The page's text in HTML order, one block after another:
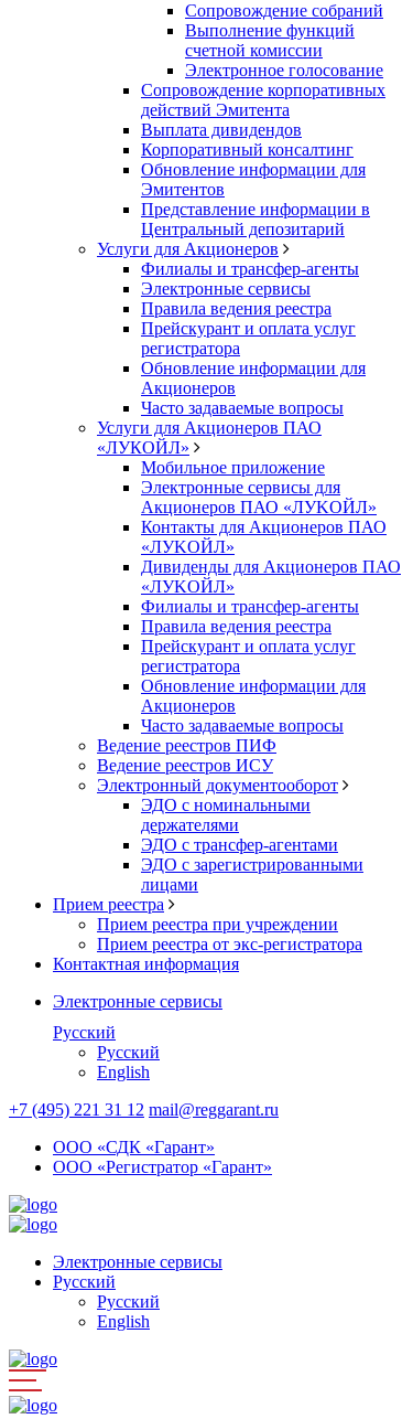
Сопровождение собраний
Выполнение функций
счетной комиссии
Электронное голосование
Сопровождение корпоративных
действий Эмитента
Выплата дивидендов
Корпоративный консалтинг
Обновление информации для
Эмитентов
Представление информации в
Центральный депозитарий
Услуги для Акционеров
Филиалы и трансфер-агенты
Электронные сервисы
Правила ведения реестра
Прейскурант и оплата услуг
регистратора
Обновление информации для
Акционеров
Часто задаваемые вопросы
Услуги для Акционеров ПАО
«ЛУКОЙЛ»
Мобильное приложение
Электронные сервисы для
Акционеров ПАО «ЛУKOЙЛ»
Контакты для Акционеров ПАО
«ЛУKOЙЛ»
Дивиденды для Акционеров ПАО
«ЛУKOЙЛ»
Филиалы и трансфер-агенты
Правила ведения реестра
Прейскурант и оплата услуг
регистратора
Обновление информации для
Акционеров
Часто задаваемые вопросы
Ведение реестров ПИФ
Ведение реестров ИСУ
Электронный документооборот
ЭДО с номинальными
держателями
ЭДО с трансфер-агентами
ЭДО с зарегистрированными
лицами
Прием реестра
Прием реестра при учреждении
Прием реестра от экс-регистратора
Контактная информация
Электронные сервисы
Русский
Русский
English
+7 (495) 221 31 12 mail@reggarant.ru
ООО «СДК «Гарант»
ООО «Регистратор «Гарант»
Электронные сервисы
Русский
Русский
English